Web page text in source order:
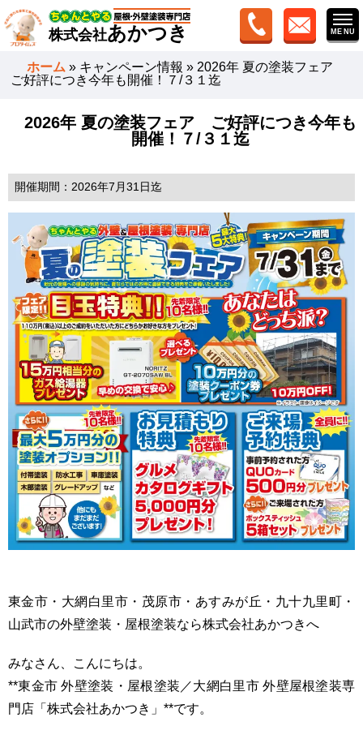
株式会社あかつき
ホーム » キャンペーン情報 » 2026年 夏の塗装フェア
ご好評につき今年も開催！７/３１迄
2026年 夏の塗装フェア ご好評につき今年も
開催！７/３１迄
開催期間 2026年7月31日迄
東金市・大網白里市・茂原市・あすみが丘・九十九里町・
山武市の外壁塗装・屋根塗装なら株式会社あかつきへ
みなさん、こんにちは。
**東金市 外壁塗装・屋根塗装／大網白里市 外壁屋根塗装専
門店「株式会社あかつき」**です。